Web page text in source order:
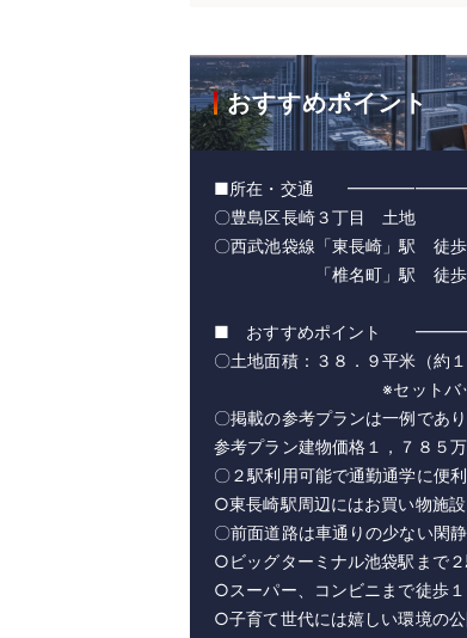
おすすめポイント
■所在・交通 ━━━━━━━━
〇豊島区長崎３丁目 土地
〇西武池袋線「東長崎」駅 徒
「椎名町」駅 徒歩
■ おすすめポイント
〇土地面積：３８．９平米（約１
※セットバック
〇掲載の参考プランは一例であ
参考プラン建物価格１，７８５
〇２駅利用可能で通勤通学に便利
○東長崎駅周辺にはお買い物施
〇前面道路は車通りの少ない閑
○ビッグターミナル池袋駅まで
○スーパー、コンビニまで徒歩
○子育て世代には嬉しい環境の